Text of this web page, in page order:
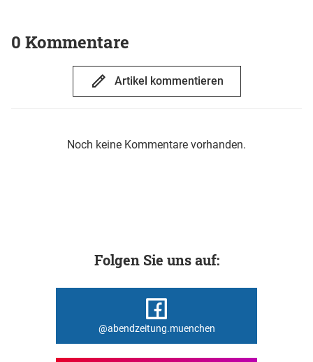
0 Kommentare
Artikel kommentieren
Noch keine Kommentare vorhanden.
Folgen Sie uns auf:
@abendzeitung.muenchen